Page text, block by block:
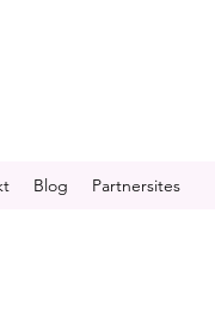
Blog Partnersites